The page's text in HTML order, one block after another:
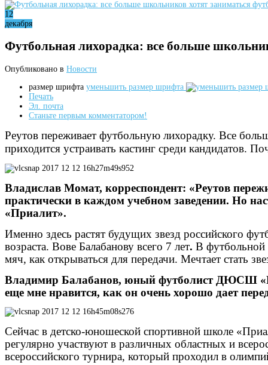
12
декабря
Футбольная лихорадка: все больше
Опубликовано в Новости
размер шрифта уменьшить размер шрифта
Печать
Эл. почта
Станьте первым комментатором!
Реутов переживает футбольную лихорадку. Все
приходится устраивать кастинг среди кандидатов.
Владислав Момат, корреспондент: «Реутов
практически в каждом учебном заведении. Но
«Приалит».
Именно здесь растят будущих звезд российского
возраста. Вове Балабанову всего 7 лет. В футбольной
мяч, как открываться для передачи. Мечтает стать
Владимир Балабанов, юный футболист ДЮСШ
еще мне нравится, как он очень хорошо дает
Сейчас в детско-юношеской спортивной школе
регулярно участвуют в различных областных и
всероссийского турнира, который проходил в